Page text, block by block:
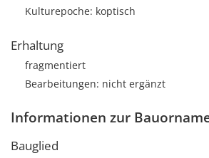
Kulturepoche: koptisch
Erhaltung
fragmentiert
Bearbeitungen: nicht ergänzt
Informationen zur
Bauglied